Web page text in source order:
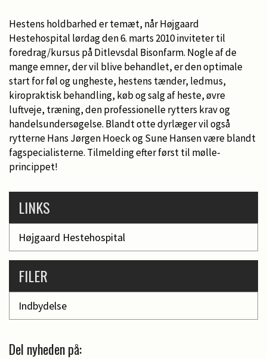
Hestens holdbarhed er temæt, når Højgaard
Hestehospital lørdag den 6. marts 2010 inviteter til
foredrag/kursus på Ditlevsdal Bisonfarm. Nogle af de
mange emner, der vil blive behandlet, er den optimale
start for føl og ungheste, hestens tænder, ledmus,
kiropraktisk behandling, køb og salg af heste, øvre
luftveje, træning, den professionelle rytters krav og
handelsundersøgelse. Blandt otte dyrlæger vil også
rytterne Hans Jørgen Hoeck og Sune Hansen være blandt
fagspecialisterne. Tilmelding efter først til mølle-
princippet!
LINKS
Højgaard Hestehospital
FILER
Indbydelse
Del nyheden på: